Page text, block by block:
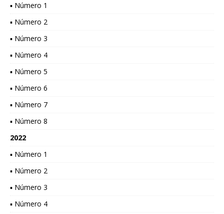
▪ Número 1
▪ Número 2
▪ Número 3
▪ Número 4
▪ Número 5
▪ Número 6
▪ Número 7
▪ Número 8
2022
▪ Número 1
▪ Número 2
▪ Número 3
▪ Número 4